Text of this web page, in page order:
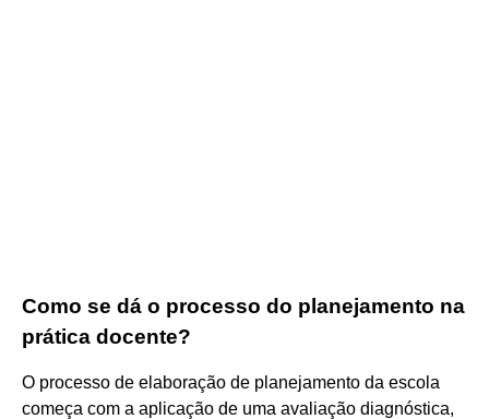
Como se dá o processo do planejamento na
prática docente?
O processo de elaboração de planejamento da escola
começa com a aplicação de uma avaliação diagnóstica,